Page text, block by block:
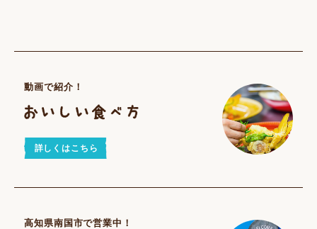
動画で紹介！
詳しくはこちら
高知県南国市で営業中！